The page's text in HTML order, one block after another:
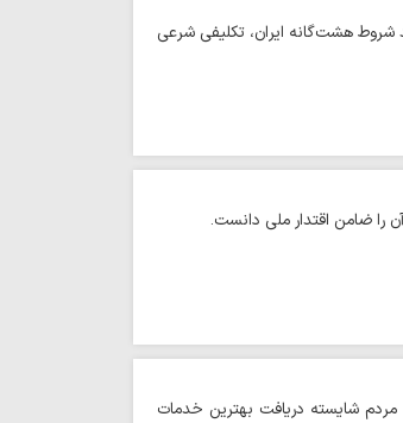
هشت‌گانه ایران، تکلیفی شرعی
را ضامن اقتدار ملی دانست.
مردم شایسته دریافت بهترین خدمات